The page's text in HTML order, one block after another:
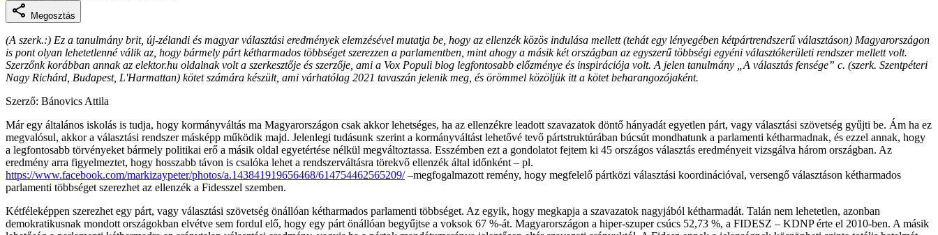
Megosztás
(A szerk.:) Ez a tanulmány brit, új-zélandi és magyar választási eredmények elemzésével mutatja be, hogy az ellenzék közös indulása mellett (tehát egy lényegében kétpártrendszerű választáson) Magyarországon
is pont olyan lehetetlenné válik az, hogy bármely párt kétharmados többséget szerezzen a parlamentben, mint ahogy a másik két országban az egyszerű többségi egyéni választókerületi rendszer mellett volt.
Szerzőnk korábban annak az elektor.hu oldalnak volt a szerkesztője és szerzője, ami a Vox Populi blog legfontosabb előzménye és inspirációja volt. A jelen tanulmány „A választás fensége” c. (szerk. Szentpéteri
Nagy Richárd, Budapest, L'Harmattan) kötet számára készült, ami várhatólag 2021 tavaszán jelenik meg, és örömmel közöljük itt a kötet beharangozójaként.
Szerző: Bánovics Attila
Már egy általános iskolás is tudja, hogy kormányváltás ma Magyarországon csak akkor lehetséges, ha az ellenzékre leadott szavazatok döntő hányadát egyetlen párt, vagy választási szövetség gyűjti be. Ám ha ez
megvalósul, akkor a választási rendszer másképp működik majd. Jelenlegi tudásunk szerint a kormányváltást lehetővé tevő pártstruktúrában búcsút mondhatunk a parlamenti kétharmadnak, és ezzel annak, hogy
a legfontosabb törvényeket bármely politikai erő a másik oldal egyetértése nélkül megváltoztassa. Esszémben ezt a gondolatot fejtem ki 45 országos választás eredményeit vizsgálva három országban. Az
eredmény arra figyelmeztet, hogy hosszabb távon is csalóka lehet a rendszerváltásra törekvő ellenzék által időnként – pl.
https://www.facebook.com/markizaypeter/photos/a.143841919656468/614754462565209/–megfogalmazott remény, hogy megfelelő pártközi választási koordinációval, versengő választáson kétharmados
parlamenti többséget szerezhet az ellenzék a Fidesszel szemben.
Kétféleképpen szerezhet egy párt, vagy választási szövetség önállóan kétharmados parlamenti többséget. Az egyik, hogy megkapja a szavazatok nagyjából kétharmadát. Talán nem lehetetlen, azonban
demokratikusnak mondott országokban elvétve sem fordul elő, hogy egy párt önállóan begyűjtse a voksok 67 %-át. Magyarországon a hiper-szuper csúcs 52,73 %, a FIDESZ – KDNP érte el 2010-ben. A másik